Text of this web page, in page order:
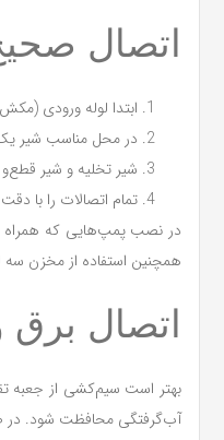
اتصال
ابتدا لوله ورودی
در محل مناسب شیر
شیر تخلیه و شیر
تمام اتصالات را با
در نصب پمپ‌هایی که همراه
همچنین استفاده از مخزن
اتصال برق
آب‌گرفتگی محافظت شود. در